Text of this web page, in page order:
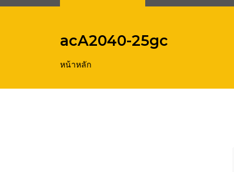
acA2040-25gc
หน้าหลัก